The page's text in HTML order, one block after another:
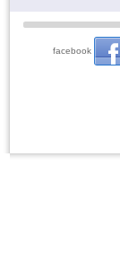
facebook